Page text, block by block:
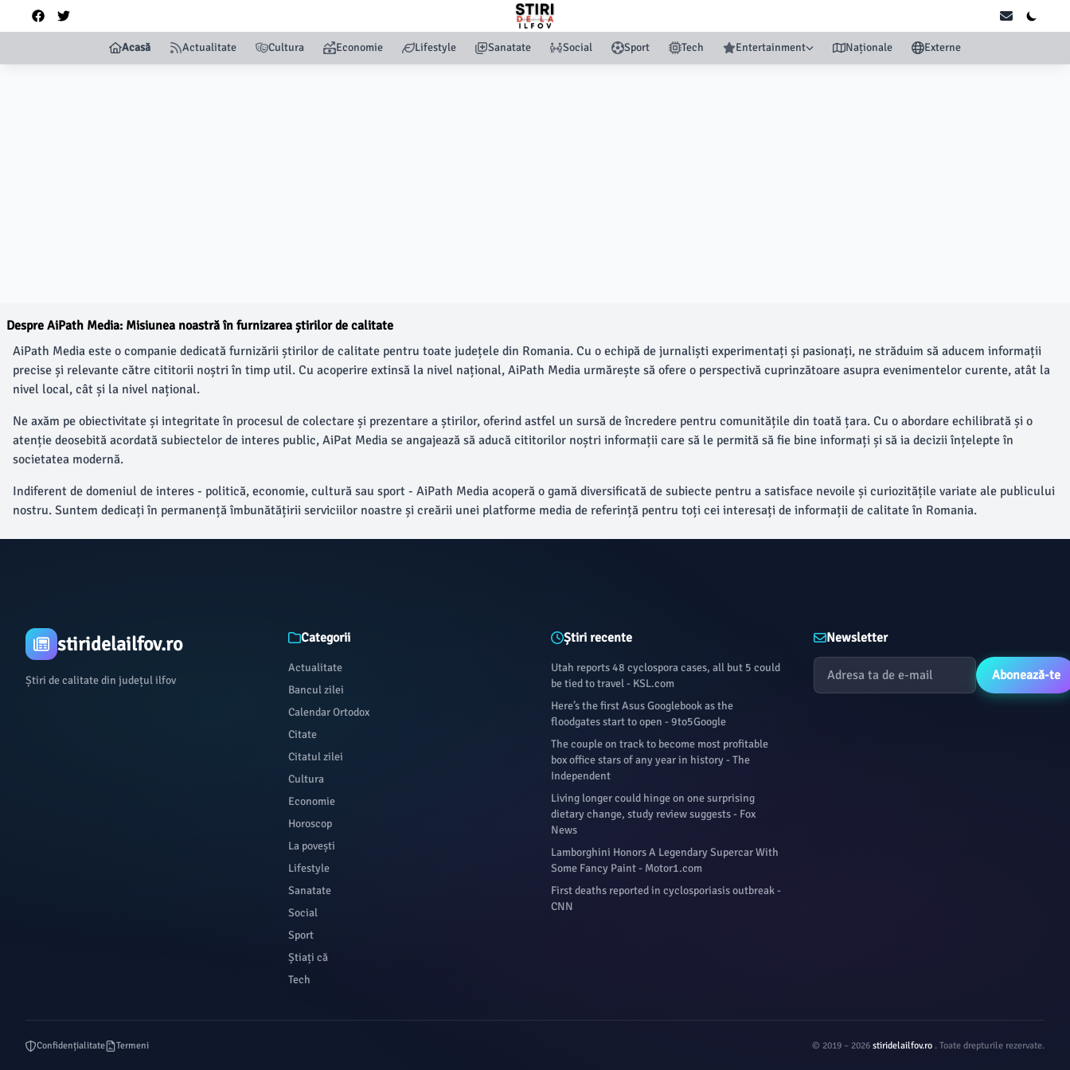
Acasă Actualitate Cultura Economie Lifestyle Sanatate Social Sport Tech Entertainment Naționale Externe
Despre AiPath Media: Misiunea noastră în furnizarea știrilor de calitate
AiPath Media este o companie dedicată furnizării știrilor de calitate pentru toate județele din Romania. Cu o echipă de jurnaliști experimentați și pasionați, ne străduim să aducem informații
precise și relevante către cititorii noștri în timp util. Cu acoperire extinsă la nivel național, AiPath Media urmărește să ofere o perspectivă cuprinzătoare asupra evenimentelor curente, atât la
nivel local, cât și la nivel național.
Ne axăm pe obiectivitate și integritate în procesul de colectare și prezentare a știrilor, oferind astfel un sursă de încredere pentru comunitățile din toată țara. Cu o abordare echilibrată și o
atenție deosebită acordată subiectelor de interes public, AiPat Media se angajează să aducă cititorilor noștri informații care să le permită să fie bine informați și să ia decizii înțelepte în
societatea modernă.
Indiferent de domeniul de interes - politică, economie, cultură sau sport - AiPath Media acoperă o gamă diversificată de subiecte pentru a satisface nevoile și curiozitățile variate ale publicului
nostru. Suntem dedicați în permanență îmbunătățirii serviciilor noastre și creării unei platforme media de referință pentru toți cei interesați de informații de calitate în Romania.
stiridelailfov.ro
Știri de calitate din județul ilfov
Categorii
Actualitate
Bancul zilei
Calendar Ortodox
Citate
Citatul zilei
Cultura
Economie
Horoscop
La povești
Lifestyle
Sanatate
Social
Sport
Știați că
Tech
Știri recente
Utah reports 48 cyclospora cases, all but 5 could
be tied to travel - KSL.com
Here’s the first Asus Googlebook as the
floodgates start to open - 9to5Google
The couple on track to become most profitable
box office stars of any year in history - The
Independent
Living longer could hinge on one surprising
dietary change, study review suggests - Fox
News
Lamborghini Honors A Legendary Supercar With
Some Fancy Paint - Motor1.com
First deaths reported in cyclosporiasis outbreak -
CNN
Newsletter
Abonează-te
Confidențialitate Termeni © 2019 – 2026 stiridelailfov.ro . Toate drepturile rezervate.